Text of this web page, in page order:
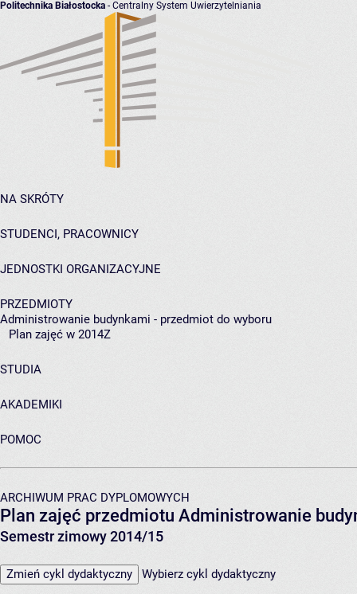
Politechnika Białostocka - Centralny System Uwierzytelniania
NA SKRÓTY
STUDENCI, PRACOWNICY
JEDNOSTKI ORGANIZACYJNE
PRZEDMIOTY
Administrowanie budynkami - przedmiot do wyboru
Plan zajęć w 2014Z
STUDIA
AKADEMIKI
POMOC
ARCHIWUM PRAC DYPLOMOWYCH
Plan zajęć przedmiotu Administrowanie
Semestr zimowy 2014/15
Zmień cykl dydaktyczny Wybierz cykl dydaktyczny